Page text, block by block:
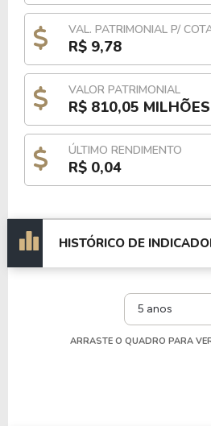
VAL. PATRIMONIAL P/
R$ 9,78
VALOR PATRIMONIAL
R$ 810,05 MILHÕES
ÚLTIMO RENDIMENTO
R$ 0,04
HISTÓRICO DE
5 anos
ARRASTE O QUADRO PARA